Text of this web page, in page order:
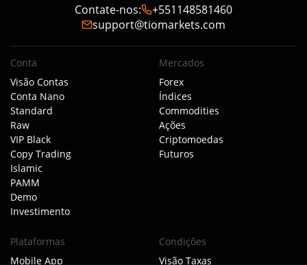
Contate-nos:
+551148581460
support@tiomarkets.com
Conta
Visão Contas
Conta Nano
Standard
Raw
VIP Black
Copy Trading
Islamic
PAMM
Demo
Investimento
Mercados
Forex
Índices
Commodities
Ações
Criptomoedas
Futuros
Plataformas
Mobile App
Condições
Visão Taxas